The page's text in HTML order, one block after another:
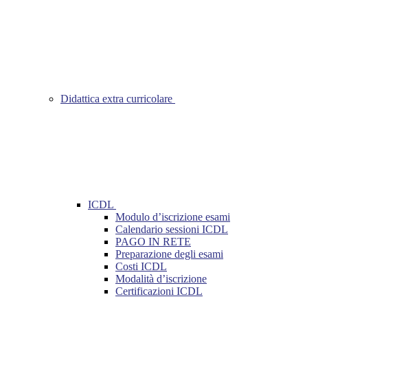
Didattica extra curricolare
ICDL
Modulo d’iscrizione esami
Calendario sessioni ICDL
PAGO IN RETE
Preparazione degli esami
Costi ICDL
Modalità d’iscrizione
Certificazioni ICDL